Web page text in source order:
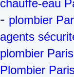
chauffe-eau
- plombier
agents
plombier
Plombier